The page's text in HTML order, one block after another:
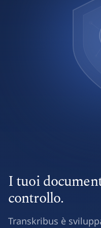
I tuoi
controllo.
Transkribus è